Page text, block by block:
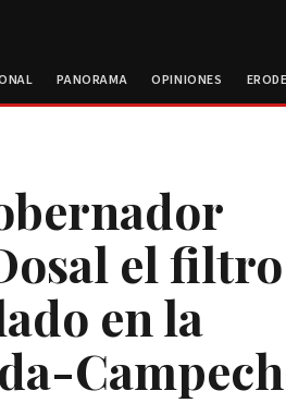
PANORAMA OPINIONES ERODE
el filtro
en la